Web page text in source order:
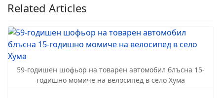
Related Articles
59-годишен шофьор на товарен автомобил блъсна 15-
годишно момиче на велосипед в село Хума